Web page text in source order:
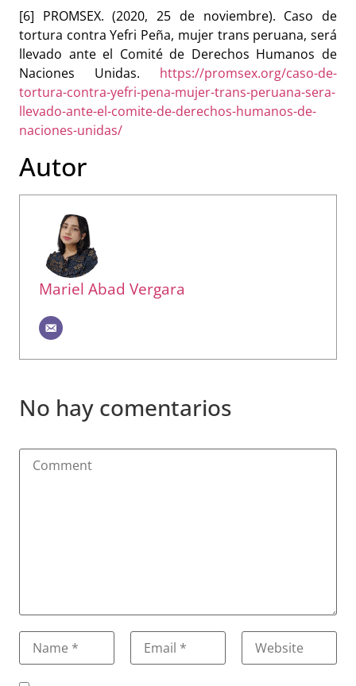
[6] PROMSEX. (2020, 25 de noviembre). Caso de
tortura contra Yefri Peña, mujer trans peruana, será
llevado ante el Comité de Derechos Humanos de
Naciones Unidas. https://promsex.org/caso-de-
tortura-contra-yefri-pena-mujer-trans-peruana-sera-
llevado-ante-el-comite-de-derechos-humanos-de-
naciones-unidas/
Autor
Mariel Abad Vergara
No hay comentarios